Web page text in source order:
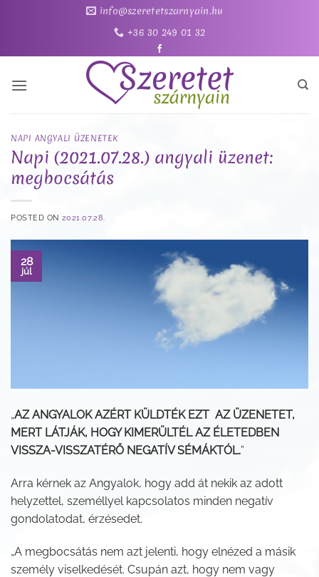
info@szeretetszarnyain.hu
+36 30 249 01 32
NAPI ANGYALI ÜZENETEK
Napi (2021.07.28.) angyali üzenet:
megbocsátás
POSTED ON 2021.07.28.
28
júl
„AZ ANGYALOK AZÉRT KÜLDTÉK EZT AZ ÜZENETET,
MERT LÁTJÁK, HOGY KIMERÜLTÉL AZ ÉLETEDBEN
VISSZA-VISSZATÉRŐ NEGATÍV SÉMÁKTÓL.”
Arra kérnek az Angyalok, hogy add át nekik az adott
helyzettel, személlyel kapcsolatos minden negatív
gondolatodat, érzésedet.
„A megbocsátás nem azt jelenti, hogy elnézed a másik
személy viselkedését. Csupán azt, hogy nem vagy